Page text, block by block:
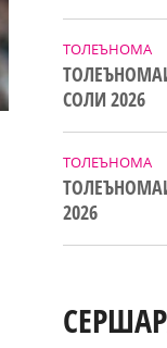
ТОЛЕЪНОМА
СОЛИ 2026
ТОЛЕЪНОМА
2026